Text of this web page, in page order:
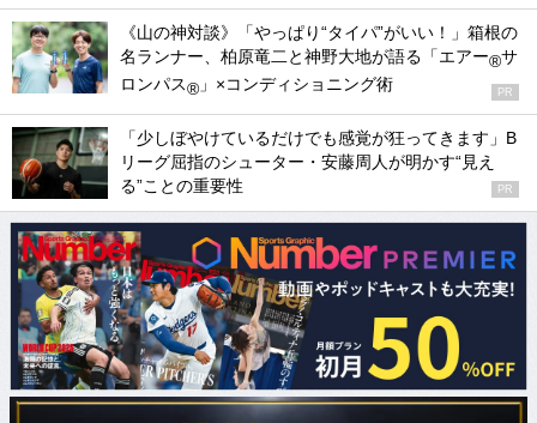
《山の神対談》「やっぱり“タイパ”がいい！」箱根の
名ランナー、柏原竜二と神野大地が語る「エアー®サ
ロンパス® 」×コンディショニング術 PR
「少しぼやけているだけでも感覚が狂ってきます」B
リーグ屈指のシューター・安藤周人が明かす“見え
る”ことの重要性
PR